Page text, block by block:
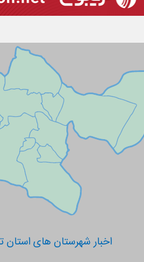
اخبار شهرستان های استان